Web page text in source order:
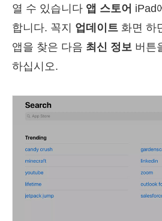
열 수 있습니다 앱 스토어 iPad
합니다. 꼭지 업데이트 화면 하
앱을 찾은 다음 최신 정보 버튼
하십시오.